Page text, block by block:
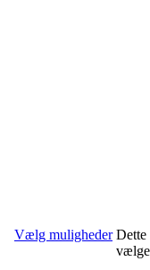
Vælg muligheder Dette